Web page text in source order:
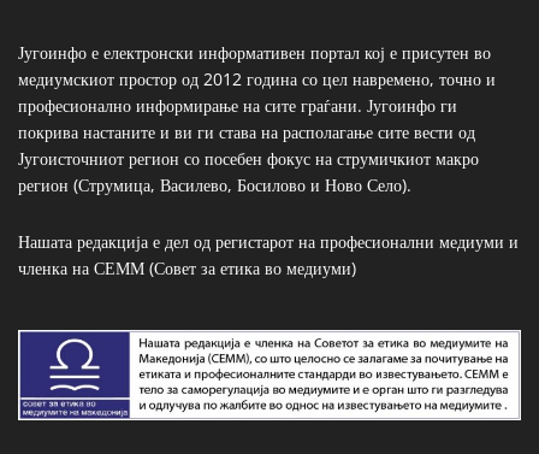
Југоинфо е електронски информативен портал кој е присутен во
медиумскиот простор од 2012 година со цел навремено, точно и
професионално информирање на сите граѓани. Југоинфо ги
покрива настаните и ви ги става на располагање сите вести од
Југоисточниот регион со посебен фокус на струмичкиот макро
регион (Струмица, Василево, Босилово и Ново Село).
Нашата редакција е дел од регистарот на професионални медиуми и
членка на СЕММ (Совет за етика во медиуми)